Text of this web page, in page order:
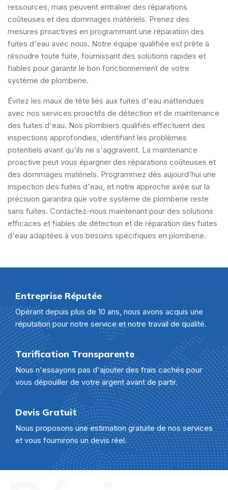
ressources, mais peuvent entraîner des réparations
coûteuses et des dommages matériels. Prenez des
mesures proactives en programmant une réparation des
fuites d'eau avec nous. Notre équipe qualifiée est prête à
résoudre toute fuite, fournissant des solutions rapides et
fiables pour garantir le bon fonctionnement de votre
système de plomberie.
Évitez les maux de tête liés aux fuites d'eau inattendues
avec nos services proactifs de détection et de maintenance
des fuites d'eau. Nos plombiers qualifiés effectuent des
inspections approfondies, identifiant les problèmes
potentiels avant qu'ils ne s'aggravent. La maintenance
proactive peut vous épargner des réparations coûteuses et
des dommages matériels. Programmez dès aujourd'hui une
inspection des fuites d'eau, et notre approche axée sur la
précision garantira que votre système de plomberie reste
sans fuites. Contactez-nous maintenant pour des solutions
efficaces et fiables de détection et de réparation des fuites
d'eau adaptées à vos besoins spécifiques en plomberie.
Entreprise Réputée
Opérant depuis plus de 10 ans, nous avons acquis une
réputation pour notre service et notre travail de qualité.
Tarification Transparente
Nous n'essayons pas d'ajouter des frais cachés pour
vous dépouiller de votre argent avant de partir.
Devis Gratuit
Nous proposons une estimation gratuite de nos services
et vous fournirons un devis réel.